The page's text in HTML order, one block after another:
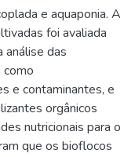
e aquaponia. A
foi avaliada
análise das
como
e contaminantes, e
orgânicos
nutricionais para o
que os bioflocos